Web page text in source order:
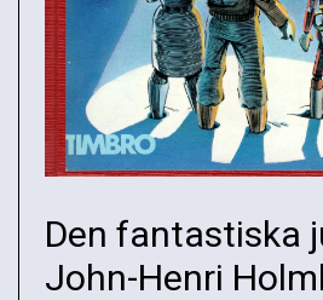
Den fantastiska
John-Henri